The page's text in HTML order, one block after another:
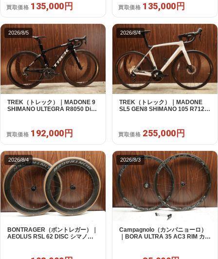
買取価格 135,000円 買取価格 135,000円
2026/8/5
TREK（トレック）｜MADONE 9
SHIMANO ULTEGRA R8050 Di2
買取価格 192,000円
2026/8/4
TREK（トレック）｜MADONE
SL5 GEN8 SHIMANO 105 R7120
買取価格 255,000円
2026/8/4
BONTRAGER（ボントレガー）｜
AEOLUS RSL 62 DISC シマノフ
2026/8/3
Campagnolo（カンパニョーロ）
｜BORA ULTRA 35 AC3 RIM カン